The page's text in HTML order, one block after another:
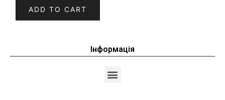
ADD TO CART
Інформація